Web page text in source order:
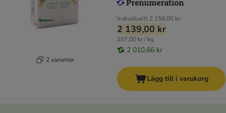
2 varianter
Individuellt 2 158,00 kr
2 139,00 kr
107,00 kr / kg
2 010,66 kr
Lägg till i varukorg